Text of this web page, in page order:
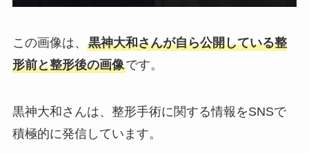
この画像は、 黒神大和さんが自ら公開している整
形前と整形後の画像です。
黒神大和さんは、整形手術に関する情報をSNSで
積極的に発信しています。